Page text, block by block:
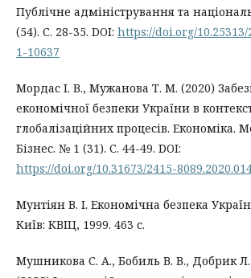
Публічне адміністрування та
(54). С. 28-35. DOI: https://doi.org/
1-10637
Мордас І. В., Мужанова Т. М. (2020)
економічної безпеки України в
глобалізаційних процесів. Економіка.
Бізнес. № 1 (31). С. 44-49. DOI:
https://doi.org/10.31673/2415-
Мунтіян В. І. Економічна безпека
Київ: КВІЦ, 1999. 463 с.
Мушникова С. А., Бобиль В. В., Добрик